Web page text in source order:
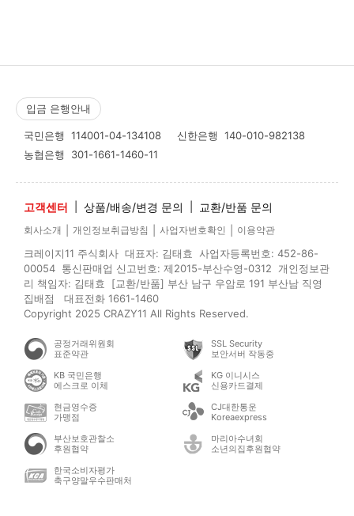
입금 은행안내
국민은행 114001-04-134108 신한은행 140-010-982138
농협은행 301-1661-1460-11
고객센터 상품/배송/변경 문의 교환/반품 문의
회사소개 개인정보취급방침 사업자번호확인 이용약관
크레이지11 주식회사 대표자: 김태효 사업자등록번호: 452-86-
00054 통신판매업 신고번호: 제2015-부산수영-0312 개인정보관
리 책임자: 김태효 [교환/반품] 부산 남구 우암로 191 부산남 직영
집배점 대표전화 1661-1460
Copyright 2025 CRAZY11 All Rights Reserved.
공정거래위원회
표준약관
SSL Security
보안서버 작동중
KB 국민은행
에스크로 이체
KG 이니시스
신용카드결제
현금영수증
가맹점
CJ대한통운
Koreaexpress
부산보호관찰소
후원협약
마리아수녀회
소년의집후원협약
한국소비자평가
축구양말우수판매처